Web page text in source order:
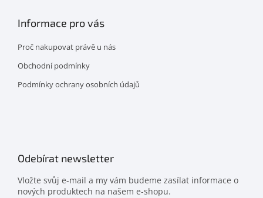
Informace pro vás
Proč nakupovat právě u nás
Obchodní podmínky
Podmínky ochrany osobních údajů
Odebírat newsletter
Vložte svůj e-mail a my vám budeme zasílat informace o
nových produktech na našem e-shopu.